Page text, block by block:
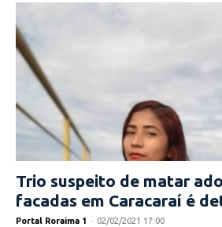
Trio suspeito de matar
facadas em Caracaraí é
Portal Roraima 1 - 02/02/2021 17:00